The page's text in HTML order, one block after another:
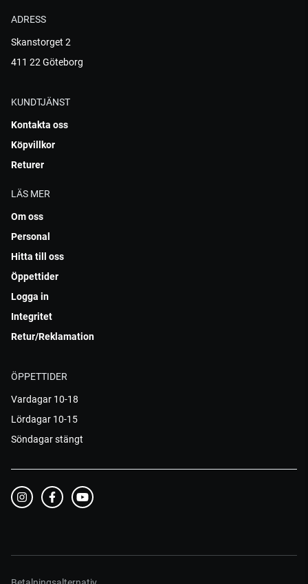
ADRESS
Skanstorget 2
411 22 Göteborg
KUNDTJÄNST
Kontakta oss
Köpvillkor
Returer
LÄS MER
Om oss
Personal
Hitta till oss
Öppettider
Logga in
Integritet
Retur/Reklamation
ÖPPETTIDER
Vardagar 10-18
Lördagar 10-15
Söndagar stängt